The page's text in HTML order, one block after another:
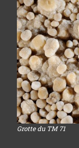
Grotte du TM 71